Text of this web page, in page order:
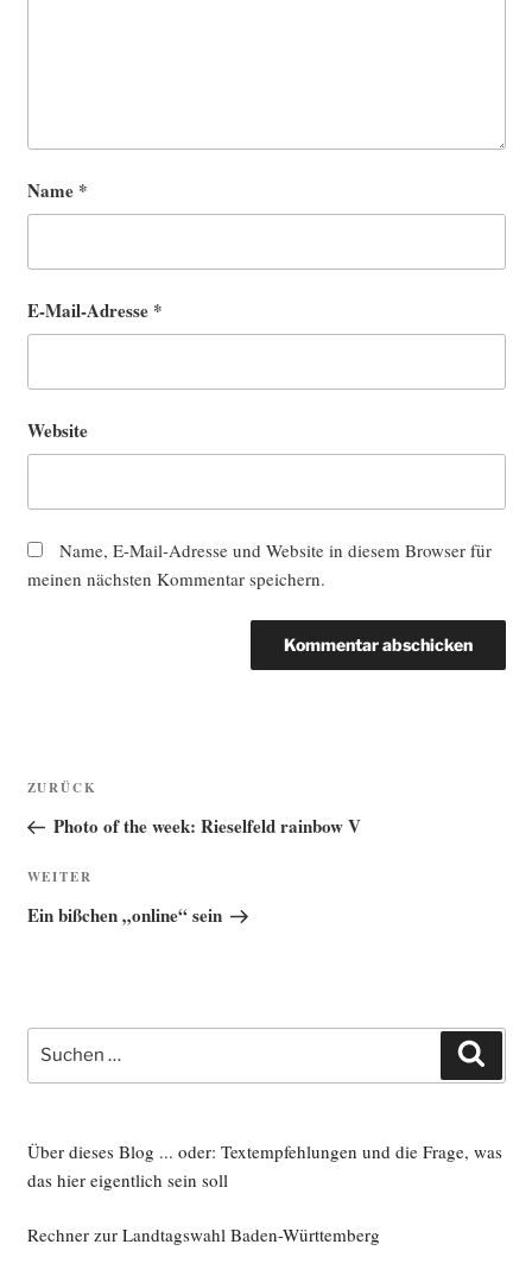
Name *
E-Mail-Adresse *
Website
Name, E-Mail-Adresse und Website in diesem Browser für
meinen nächsten Kommentar speichern.
Beitragsnavigation
Vorheriger
Beitrag
ZURÜCK
Photo of the week: Rieselfeld rainbow V
Nächster
Beitrag
WEITER
Ein bißchen „online“ sein
Suche
nach:
Über dieses Blog ... oder: Textempfehlungen und die Frage, was
das hier eigentlich sein soll
Rechner zur Landtagswahl Baden-Württemberg